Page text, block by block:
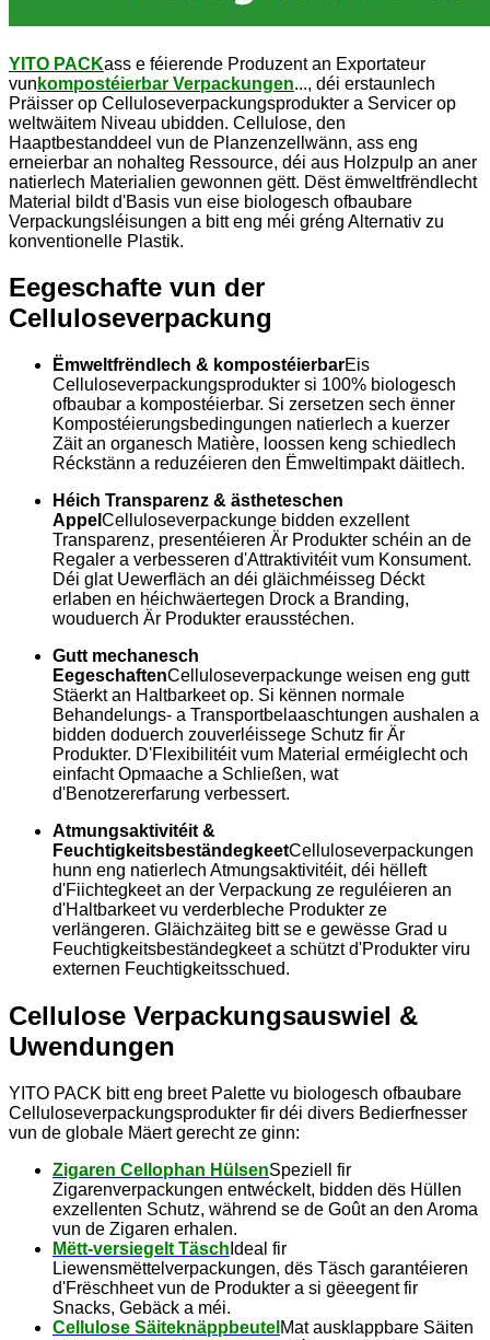
YITO PACKass e féierende Produzent an Exportateur
vun kompostéierbar Verpackungen..., déi erstaunlech
Präisser op Celluloseverpackungsprodukter a Servicer op
weltwäitem Niveau ubidden. Cellulose, den
Haaptbestanddeel vun de Planzenzellwänn, ass eng
erneierbar an nohalteg Ressource, déi aus Holzpulp an aner
natierlech Materialien gewonnen gëtt. Dëst ëmweltfrëndlecht
Material bildt d'Basis vun eise biologesch ofbaubare
Verpackungsléisungen a bitt eng méi gréng Alternativ zu
konventionelle Plastik.
Eegeschafte vun der
Celluloseverpackung
Ëmweltfrëndlech & kompostéierbarEis
Celluloseverpackungsprodukter si 100% biologesch
ofbaubar a kompostéierbar. Si zersetzen sech ënner
Kompostéierungsbedingungen natierlech a kuerzer
Zäit an organesch Matière, loossen keng schiedlech
Réckstänn a reduzéieren den Ëmweltimpakt däitlech.
Héich Transparenz & ästheteschen
Appel Celluloseverpackunge bidden exzellent
Transparenz, presentéieren Är Produkter schéin an de
Regaler a verbesseren d'Attraktivitéit vum Konsument.
Déi glat Uewerfläch an déi gläichméisseg Déckt
erlaben en héichwäertegen Drock a Branding,
wouduerch Är Produkter erausstéchen.
Gutt mechanesch
EegeschaftenCelluloseverpackunge weisen eng gutt
Stäerkt an Haltbarkeet op. Si kënnen normale
Behandelungs- a Transportbelaaschtungen aushalen a
bidden doduerch zouverléissege Schutz fir Är
Produkter. D'Flexibilitéit vum Material erméiglecht och
einfacht Opmaache a Schließen, wat
d'Benotzererfarung verbessert.
Atmungsaktivitéit &
FeuchtigkeitsbeständegkeetCelluloseverpackungen
hunn eng natierlech Atmungsaktivitéit, déi hëlleft
d'Fiichtegkeet an der Verpackung ze reguléieren an
d'Haltbarkeet vu verderbleche Produkter ze
verlängeren. Gläichzäiteg bitt se e gewësse Grad u
Feuchtigkeitsbeständegkeet a schützt d'Produkter viru
externen Feuchtigkeitsschued.
Cellulose Verpackungsauswiel &
Uwendungen
YITO PACK bitt eng breet Palette vu biologesch ofbaubare
Celluloseverpackungsprodukter fir déi divers Bedierfnesser
vun de globale Mäert gerecht ze ginn:
Zigaren Cellophan HülsenSpeziell fir
Zigarenverpackungen entwéckelt, bidden dës Hüllen
exzellenten Schutz, während se de Goût an den Aroma
vun de Zigaren erhalen.
Mëtt-versiegelt Täsch Ideal fir
Liewensmëttelverpackungen, dës Täsch garantéieren
d'Frëschheet vun de Produkter a si gëeegent fir
Snacks, Gebäck a méi.
Cellulose Säiteknäppbeutel Mat ausklappbare Säiten